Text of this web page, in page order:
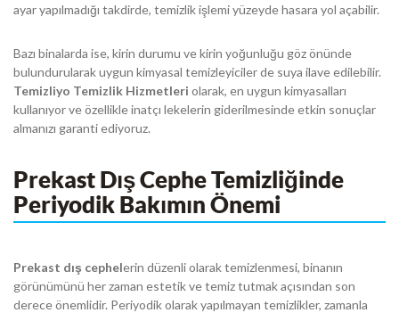
ayar yapılmadığı takdirde, temizlik işlemi yüzeyde hasara yol açabilir.
Bazı binalarda ise, kirin durumu ve kirin yoğunluğu göz önünde
bulundurularak uygun kimyasal temizleyiciler de suya ilave edilebilir.
Temizliyo Temizlik Hizmetleri olarak, en uygun kimyasalları
kullanıyor ve özellikle inatçı lekelerin giderilmesinde etkin sonuçlar
almanızı garanti ediyoruz.
Prekast Dış Cephe Temizliğinde
Periyodik Bakımın Önemi
Prekast dış cephelerin düzenli olarak temizlenmesi, binanın
görünümünü her zaman estetik ve temiz tutmak açısından son
derece önemlidir. Periyodik olarak yapılmayan temizlikler, zamanla